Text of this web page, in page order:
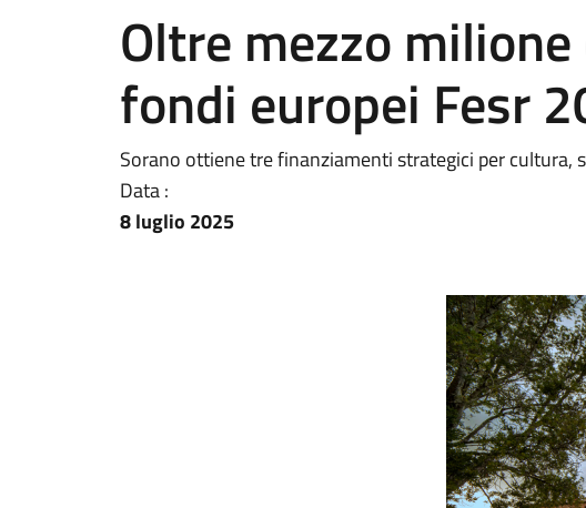
Oltre mezzo
fondi europei Fesr
Sorano ottiene tre finanziamenti strategici per cultura,
Data :
8 luglio 2025